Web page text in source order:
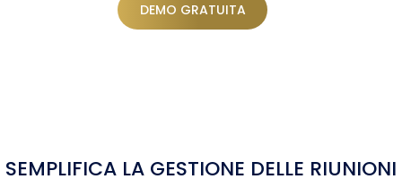
DEMO GRATUITA
SEMPLIFICA LA GESTIONE DELLE RIUNIONI